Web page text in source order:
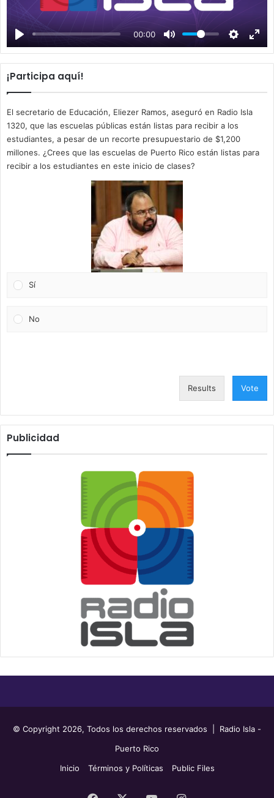
00:00
a
y
¡Participa aquí!
El secretario de Educación, Eliezer Ramos, aseguró en Radio Isla
1320, que las escuelas públicas están listas para recibir a los
estudiantes, a pesar de un recorte presupuestario de $1,200
millones. ¿Crees que las escuelas de Puerto Rico están listas para
recibir a los estudiantes en este inicio de clases?
Sí
No
Results Vote
Publicidad
© Copyright 2026, Todos los derechos reservados | Radio Isla -
Puerto Rico
Inicio
Términos y Políticas Public Files